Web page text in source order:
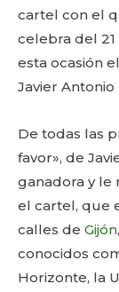
cartel con el
celebra del
esta ocasión
Javier Antonio
De todas las
favor», de
ganadora y le
el cartel, que
calles de Gijón
conocidos
Horizonte, la